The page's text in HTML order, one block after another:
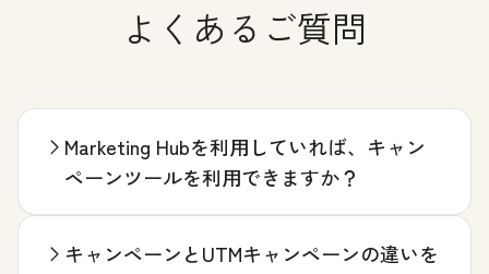
よくあるご質問
Marketing Hubを利用していれば、キャン
ペーンツールを利用できますか？
キャンペーンとUTMキャンペーンの違いを